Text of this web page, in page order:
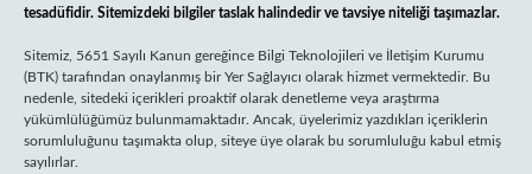
tesadüfidir. Sitemizdeki bilgiler taslak halindedir ve tavsiye niteliği taşımazlar.
Sitemiz, 5651 Sayılı Kanun gereğince Bilgi Teknolojileri ve İletişim Kurumu
(BTK) tarafından onaylanmış bir Yer Sağlayıcı olarak hizmet vermektedir. Bu
nedenle, sitedeki içerikleri proaktif olarak denetleme veya araştırma
yükümlülüğümüz bulunmamaktadır. Ancak, üyelerimiz yazdıkları içeriklerin
sorumluluğunu taşımakta olup, siteye üye olarak bu sorumluluğu kabul etmiş
sayılırlar.